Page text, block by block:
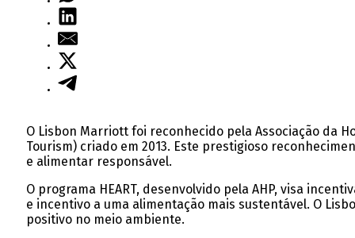
O Lisbon Marriott foi reconhecido pela Associação da
Tourism) criado em 2013. Este prestigioso
e alimentar responsável.
O programa HEART, desenvolvido pela AHP, visa
e incentivo a uma alimentação mais sustentável. O
positivo no meio ambiente.